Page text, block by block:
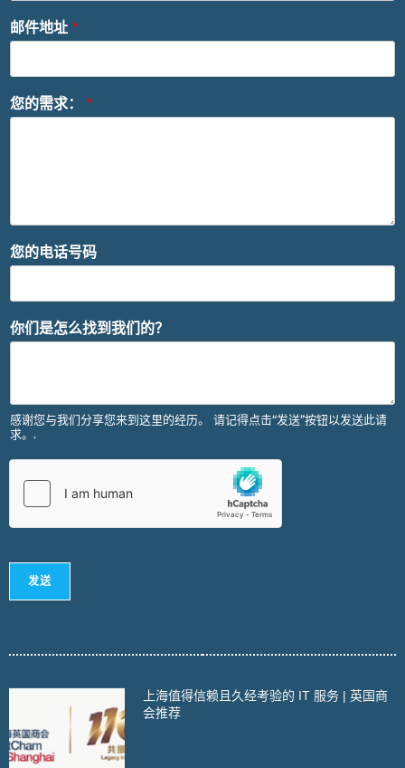
邮件地址 *
您的需求： *
您的电话号码
你们是怎么找到我们的？
感谢您与我们分享您来到这里的经历。 请记得点击“发送”按钮以发送此请
求。.
发送
上海值得信赖且久经考验的 IT 服务 | 英国商
会推荐